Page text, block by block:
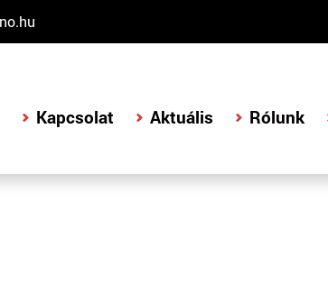
Kapcsolat Aktuális Rólunk